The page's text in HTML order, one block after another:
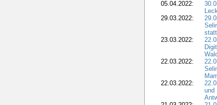
05.04.2022:
29.03.2022:
23.03.2022:
22.03.2022:
22.03.2022:
und